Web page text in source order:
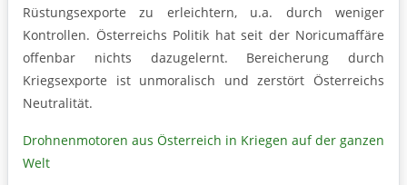
Rüstungsexporte zu erleichtern, u.a. durch weniger
Kontrollen. Österreichs Politik hat seit der Noricumaffäre
offenbar nichts dazugelernt. Bereicherung durch
Kriegsexporte ist unmoralisch und zerstört Österreichs
Neutralität.
Drohnenmotoren aus Österreich in Kriegen auf der ganzen
Welt